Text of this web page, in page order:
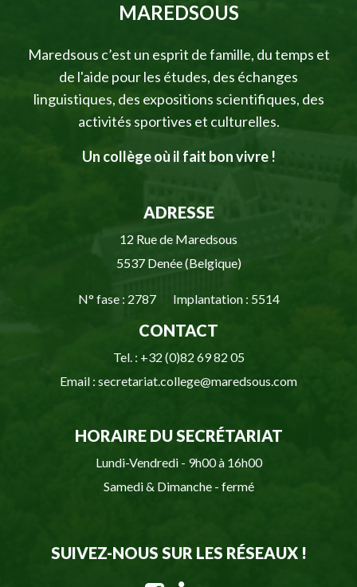
MAREDSOUS
Maredsous c’est un esprit de famille, du temps et
de l'aide pour les études, des échanges
linguistiques, des expositions scientifiques, des
activités sportives et culturelles.
Un collège où il fait bon vivre !
ADRESSE
12 Rue de Maredsous
5537 Denée (Belgique)
N° fase : 2787 Implantation : 5514
CONTACT
Tel. : +32 (0)82 69 82 05
Email : secretariat.college@maredsous.com
HORAIRE DU SECRÉTARIAT
Lundi-Vendredi - 9h00 à 16h00
Samedi & Dimanche - fermé
SUIVEZ-NOUS SUR LES RÉSEAUX !